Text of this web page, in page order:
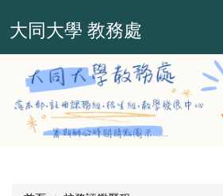
到
區
大同大學 教務處